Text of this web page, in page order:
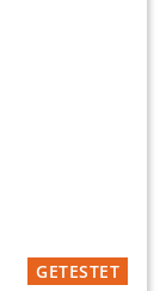
GETESTET